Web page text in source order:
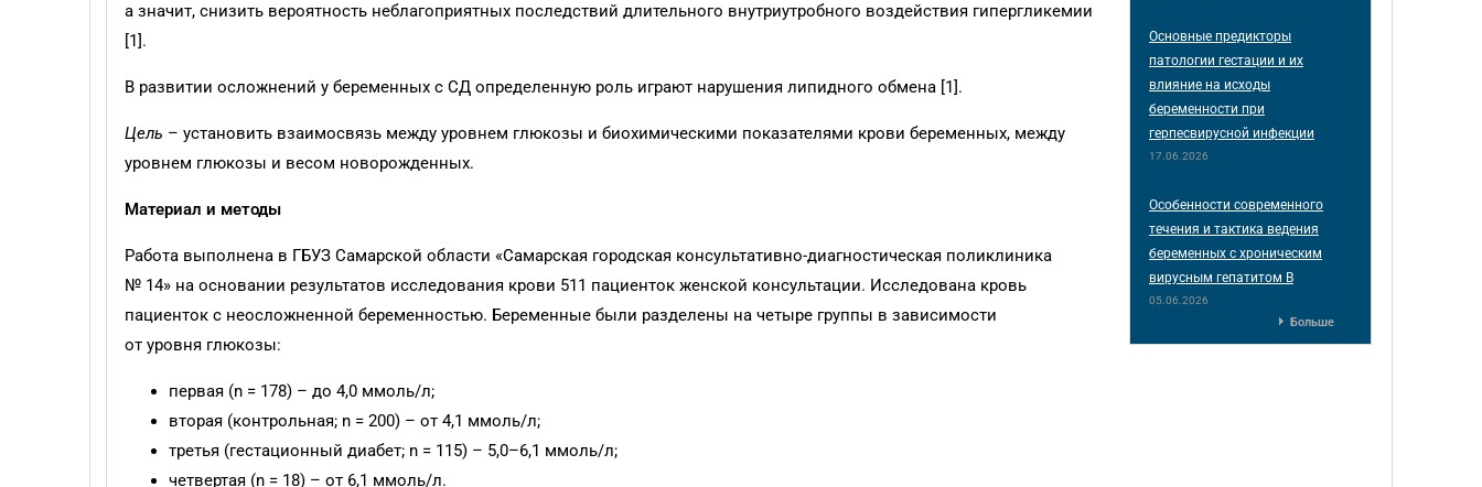
а значит, снизить вероятность неблагоприятных последствий длительного внутриутробного воздействия гипергликемии
[1].
В развитии осложнений у беременных с СД определенную роль играют нарушения липидного обмена [1].
Цель – установить взаимосвязь между уровнем глюкозы и биохимическими показателями крови беременных, между
уровнем глюкозы и весом новорожденных.
Материал и методы
Работа выполнена в ГБУЗ Самарской области «Самарская городская консультативно-диагностическая поликлиника
№ 14» на основании результатов исследования крови 511 пациенток женской консультации. Исследована кровь
пациенток с неосложненной беременностью. Беременные были разделены на четыре группы в зависимости
от уровня глюкозы:
первая (n = 178) – до 4,0 ммоль/л;
вторая (контрольная; n = 200) – от 4,1 ммоль/л;
третья (гестационный диабет; n = 115) – 5,0–6,1 ммоль/л;
четвертая (n = 18) – от 6,1 ммоль/л.
Основные предикторы
патологии гестации и их
влияние на исходы
беременности при
герпесвирусной инфекции
17.06.2026
Особенности современного
течения и тактика ведения
беременных с хроническим
вирусным гепатитом B
05.06.2026
Больше